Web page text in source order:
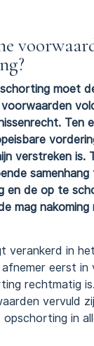
moet
Ten
verstreken is.
samenhang
en de op te
mag nakoming
verankerd in
eerst in
rechtmatig
vervuld
in